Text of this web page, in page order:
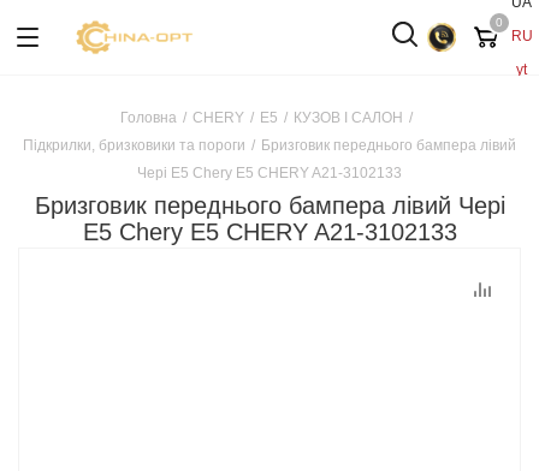
RU
yt
0
Головна / CHERY / E5 / КУЗОВ І САЛОН /
Підкрилки, бризковики та пороги / Бризговик переднього бампера лівий
Чері Е5 Chery E5 CHERY A21-3102133
Бризговик переднього бампера лівий Чері
Е5 Chery E5 CHERY A21-3102133